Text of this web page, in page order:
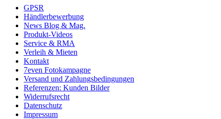
GPSR
Händlerbewerbung
News Blog & Mag.
Produkt-Videos
Service & RMA
Verleih & Mieten
Kontakt
7even Fotokampagne
Versand und Zahlungsbedingungen
Referenzen: Kunden Bilder
Widerrufsrecht
Datenschutz
Impressum